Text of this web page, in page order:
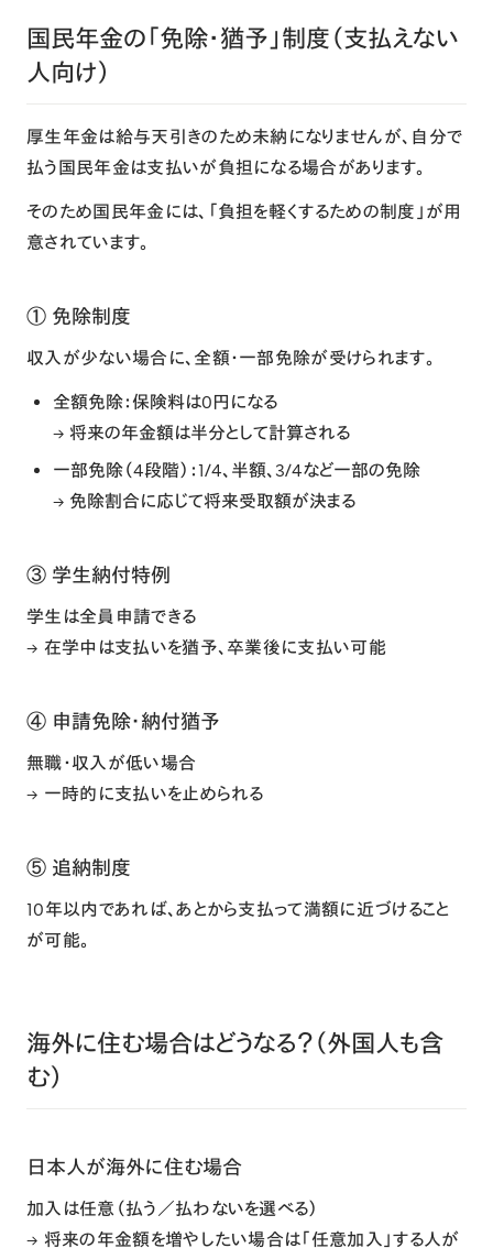
国民年金の「免除・猶予」制度（支払えない
人向け）
厚生年金は給与天引きのため未納になりませんが、自分で
払う国民年金は支払いが負担になる場合があります。
そのため国民年金には、「負担を軽くするための制度」が用
意されています。
① 免除制度
収入が少ない場合に、全額・一部免除が受けられます。
全額免除：保険料は0円になる
→ 将来の年金額は半分として計算される
一部免除（4段階）：1/4、半額、3/4など一部の免除
→ 免除割合に応じて将来受取額が決まる
③ 学生納付特例
学生は全員申請できる
→ 在学中は支払いを猶予、卒業後に支払い可能
④ 申請免除・納付猶予
無職・収入が低い場合
→ 一時的に支払いを止められる
⑤ 追納制度
10年以内であれば、あとから支払って満額に近づけること
が可能。
海外に住む場合はどうなる？（外国人も含
む）
日本人が海外に住む場合
加入は任意（払う／払わないを選べる）
→ 将来の年金額を増やしたい場合は「任意加入」する人が